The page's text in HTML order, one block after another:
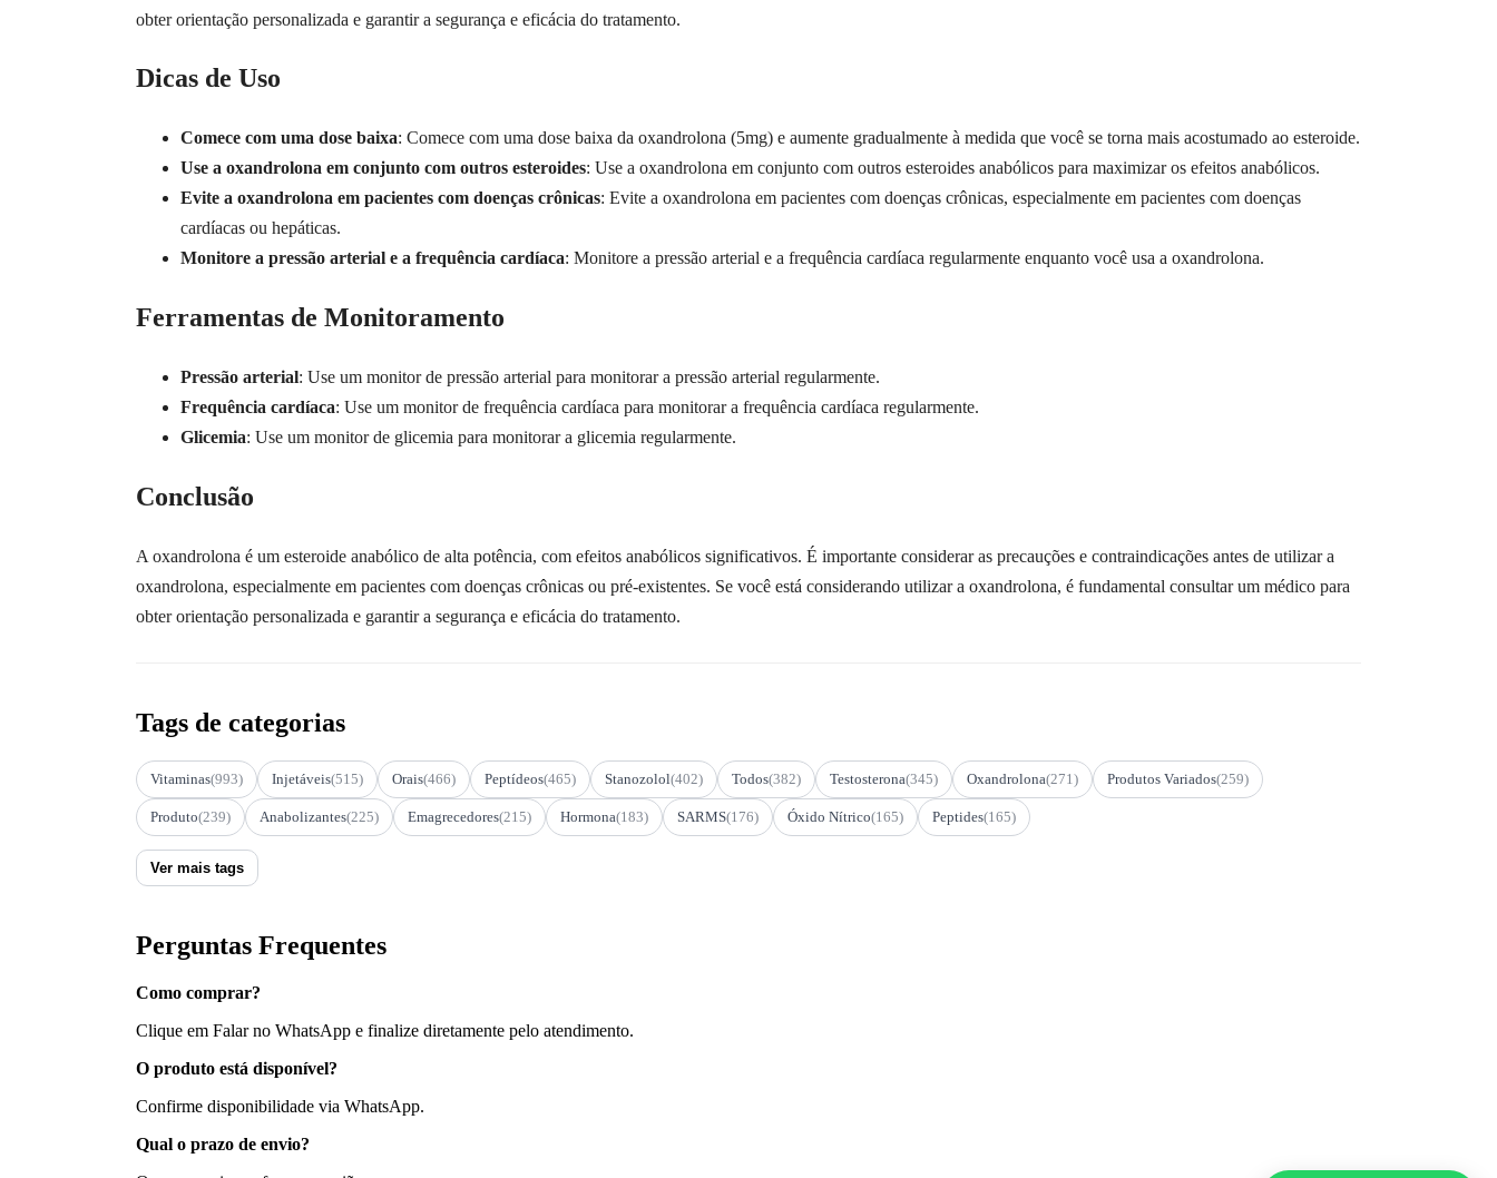
obter orientação personalizada e garantir a segurança e eficácia do tratamento.
Dicas de Uso
Comece com uma dose baixa: Comece com uma dose baixa da oxandrolona (5mg) e aumente gradualmente à medida que você se torna mais acostumado ao esteroide.
Use a oxandrolona em conjunto com outros esteroides: Use a oxandrolona em conjunto com outros esteroides anabólicos para maximizar os efeitos anabólicos.
Evite a oxandrolona em pacientes com doenças crônicas: Evite a oxandrolona em pacientes com doenças crônicas, especialmente em pacientes com doenças
cardíacas ou hepáticas.
Monitore a pressão arterial e a frequência cardíaca: Monitore a pressão arterial e a frequência cardíaca regularmente enquanto você usa a oxandrolona.
Ferramentas de Monitoramento
Pressão arterial: Use um monitor de pressão arterial para monitorar a pressão arterial regularmente.
Frequência cardíaca: Use um monitor de frequência cardíaca para monitorar a frequência cardíaca regularmente.
Glicemia: Use um monitor de glicemia para monitorar a glicemia regularmente.
Conclusão
A oxandrolona é um esteroide anabólico de alta potência, com efeitos anabólicos significativos. É importante considerar as precauções e contraindicações antes de utilizar a
oxandrolona, especialmente em pacientes com doenças crônicas ou pré-existentes. Se você está considerando utilizar a oxandrolona, é fundamental consultar um médico para
obter orientação personalizada e garantir a segurança e eficácia do tratamento.
Tags de categorias
Vitaminas(993) Injetáveis(515) Orais(466) Peptídeos(465) Stanozolol(402) Todos(382) Testosterona(345) Oxandrolona(271) Produtos Variados(259)
Produto(239) Anabolizantes(225) Emagrecedores(215) Hormona(183) SARMS(176) Óxido Nítrico(165) Peptides(165)
Ver mais tags
Perguntas Frequentes
Como comprar?
Clique em Falar no WhatsApp e finalize diretamente pelo atendimento.
O produto está disponível?
Confirme disponibilidade via WhatsApp.
Qual o prazo de envio?